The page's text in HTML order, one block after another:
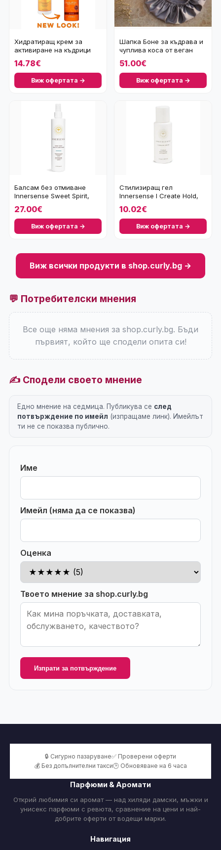
Хидратиращ крем за
активиране на къдрици
Cantu Moisturizing
14.78€
Виж офертата →
Шапка Боне за къдрава и
чуплива коса от веган
коприна
51.00€
Виж офертата →
Балсам без отмиване
Innersense Sweet Spirit,
295 мл
27.00€
Виж офертата →
Стилизиращ гел
Innersense I Create Hold,
59 мл
10.02€
Виж офертата →
Виж всички продукти в shop.curly.bg →
💬 Потребителски мнения
Все още няма мнения за shop.curly.bg. Бъди
първият, който ще сподели опита си!
✍️ Сподели своето мнение
Едно мнение на седмица. Публикува се след
потвърждение по имейл (изпращаме линк). Имейлът
ти не се показва публично.
Име
Имейл (няма да се показва)
Оценка
Твоето мнение за shop.curly.bg
Изпрати за потвърждение
🔒 Сигурно пазаруване✅ Проверени оферти
💰 Без допълнителни такси🕒 Обновяване на 6 часа
Парфюми & Аромати
Открий любимия си аромат — над хиляди дамски, мъжки и
унисекс парфюми с ревюта, сравнение на цени и най-
добрите оферти от водещи марки.
Навигация